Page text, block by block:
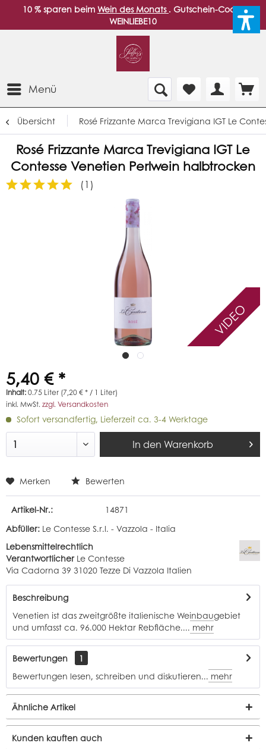
10 % sparen beim Wein des Monats . Gutschein-Code:
WEINLIEBE10
Menü
Übersicht Rosé Frizzante Marca Trevigiana IGT Le
Rosé Frizzante Marca Trevigiana IGT Le
Contesse Venetien Perlwein halbtrocken
(1 )
VIDEO
5,40 € *
Inhalt:0.75 Liter (7,20 € * / 1 Liter)
inkl. MwSt. zzgl. Versandkosten
Sofort versandfertig, Lieferzeit ca. 3-4 Werktage
In den Warenkorb
Merken Bewerten
Artikel-Nr.:
14871
Abfüller: Le Contesse S.r.l. - Vazzola - Italia
Lebensmittelrechtlich
Verantwortlicher Le Contesse
Via Cadorna 39 31020 Tezze Di Vazzola Italien
Beschreibung
Venetien ist das zweitgrößte italienische Weinbaugebiet
und umfasst ca. 96.000 Hektar Rebfläche.... mehr
Bewertungen
1
Bewertungen lesen, schreiben und diskutieren... mehr
Ähnliche Artikel
Kunden kauften auch